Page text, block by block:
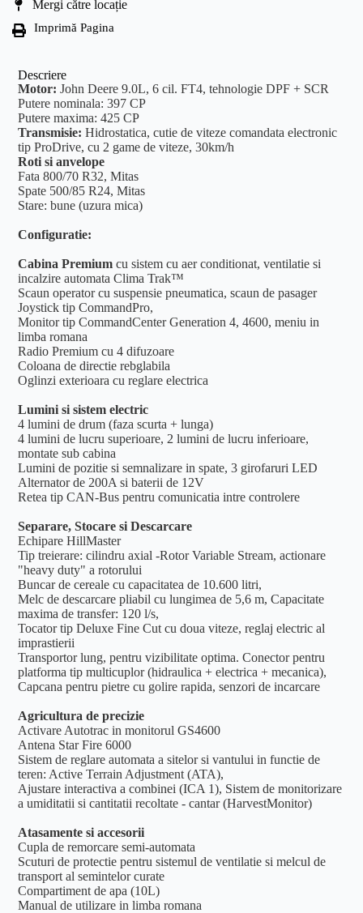
Mergi către locație
Imprimă Pagina
Descriere
Motor: John Deere 9.0L, 6 cil. FT4, tehnologie DPF + SCR
Putere nominala: 397 CP
Putere maxima: 425 CP
Transmisie: Hidrostatica, cutie de viteze comandata electronic
tip ProDrive, cu 2 game de viteze, 30km/h
Roti si anvelope
Fata 800/70 R32, Mitas
Spate 500/85 R24, Mitas
Stare: bune (uzura mica)
Configuratie:
Cabina Premiumcu sistem cu aer conditionat, ventilatie si
incalzire automata Clima Trak™
Scaun operator cu suspensie pneumatica, scaun de pasager
Joystick tip CommandPro,
Monitor tip CommandCenter Generation 4, 4600, meniu in
limba romana
Radio Premium cu 4 difuzoare
Coloana de directie rebglabila
Oglinzi exterioara cu reglare electrica
Lumini si sistem electric
4 lumini de drum (faza scurta + lunga)
4 lumini de lucru superioare, 2 lumini de lucru inferioare,
montate sub cabina
Lumini de pozitie si semnalizare in spate, 3 girofaruri LED
Alternator de 200A si baterii de 12V
Retea tip CAN-Bus pentru comunicatia intre controlere
Separare, Stocare si Descarcare
Echipare HillMaster
Tip treierare: cilindru axial -Rotor Variable Stream, actionare
"heavy duty" a rotorului
Buncar de cereale cu capacitatea de 10.600 litri,
Melc de descarcare pliabil cu lungimea de 5,6 m, Capacitate
maxima de transfer: 120 l/s,
Tocator tip Deluxe Fine Cut cu doua viteze, reglaj electric al
imprastierii
Transportor lung, pentru vizibilitate optima. Conector pentru
platforma tip multicuplor (hidraulica + electrica + mecanica),
Capcana pentru pietre cu golire rapida, senzori de incarcare
Agricultura de precizie
Activare Autotrac in monitorul GS4600
Antena Star Fire 6000
Sistem de reglare automata a sitelor si vantului in functie de
teren: Active Terrain Adjustment (ATA),
Ajustare interactiva a combinei (ICA 1), Sistem de monitorizare
a umiditatii si cantitatii recoltate - cantar (HarvestMonitor)
Atasamente si accesorii
Cupla de remorcare semi-automata
Scuturi de protectie pentru sistemul de ventilatie si melcul de
transport al semintelor curate
Compartiment de apa (10L)
Manual de utilizare in limba romana